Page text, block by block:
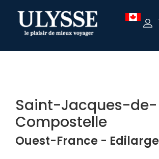
TEST
Saint-Jacques-de-
Compostelle
Ouest-France - Edilarge